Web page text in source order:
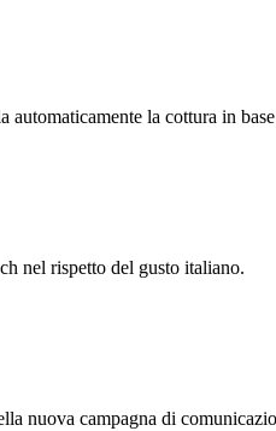
la cottura in
nel rispetto del gusto italiano.
nuova campagna di